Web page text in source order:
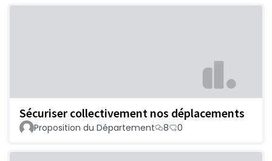
Sécuriser collectivement nos déplacements
Proposition du Département 8 0